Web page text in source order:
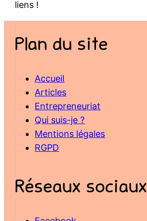
liens !
Plan du site
Accueil
Articles
Entrepreneuriat
Qui suis-je ?
Mentions légales
RGPD
Réseaux sociaux